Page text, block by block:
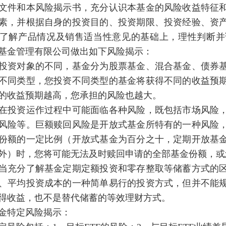
件和本风险揭示书，充分认识本基金的风险收益特征
，并根据自身的投资目的、投资期限、投资经验、资
解产品情况及销售适当性意见的基础上，理性判断
金管理有限公司做出如下风险揭示：
资对象的不同，基金分为股票基金、混合基金、债券
同类型，您投资不同类型的基金将获得不同的收益预
收益预期越高，您承担的风险也越大。
投资运作过程中可能面临各种风险，既包括市场风险
险等。巨额赎回风险是开放式基金所特有的一种风险
额的一定比例（开放式基金为百分之十，定期开放基
）时，您将可能无法及时赎回申请的全部基金份额，
充分了解基金定期定额投资和零存整取等储蓄方式的
平均投资成本的一种简单易行的投资方式，但并不能
收益，也不是替代储蓄的等效理财方式。
特定风险揭示：